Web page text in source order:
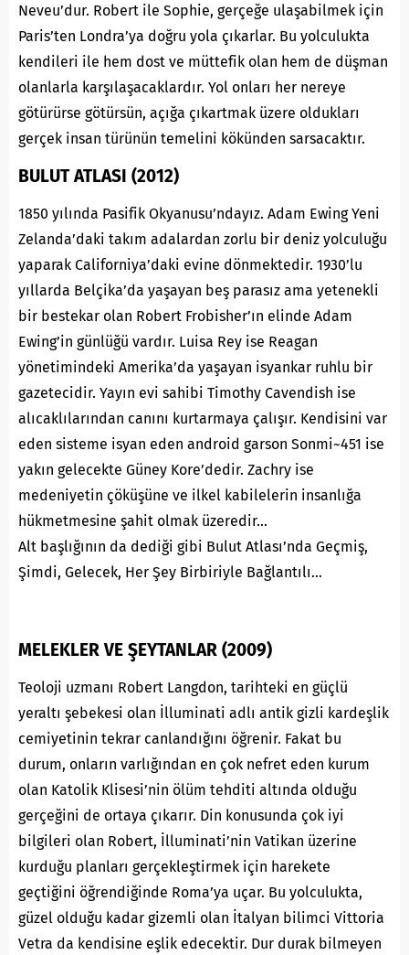
Neveu’dur. Robert ile Sophie, gerçeğe ulaşabilmek için
Paris’ten Londra’ya doğru yola çıkarlar. Bu yolculukta
kendileri ile hem dost ve müttefik olan hem de düşman
olanlarla karşılaşacaklardır. Yol onları her nereye
götürürse götürsün, açığa çıkartmak üzere oldukları
gerçek insan türünün temelini kökünden sarsacaktır.
BULUT ATLASI (2012)
1850 yılında Pasifik Okyanusu’ndayız. Adam Ewing Yeni
Zelanda’daki takım adalardan zorlu bir deniz yolculuğu
yaparak Californiya’daki evine dönmektedir. 1930’lu
yıllarda Belçika’da yaşayan beş parasız ama yetenekli
bir bestekar olan Robert Frobisher’ın elinde Adam
Ewing’in günlüğü vardır. Luisa Rey ise Reagan
yönetimindeki Amerika’da yaşayan isyankar ruhlu bir
gazetecidir. Yayın evi sahibi Timothy Cavendish ise
alıcaklılarından canını kurtarmaya çalışır. Kendisini var
eden sisteme isyan eden android garson Sonmi~451 ise
yakın gelecekte Güney Kore’dedir. Zachry ise
medeniyetin çöküşüne ve ilkel kabilelerin insanlığa
hükmetmesine şahit olmak üzeredir…
Alt başlığının da dediği gibi Bulut Atlası’nda Geçmiş,
Şimdi, Gelecek, Her Şey Birbiriyle Bağlantılı…
MELEKLER VE ŞEYTANLAR (2009)
Teoloji uzmanı Robert Langdon, tarihteki en güçlü
yeraltı şebekesi olan İlluminati adlı antik gizli kardeşlik
cemiyetinin tekrar canlandığını öğrenir. Fakat bu
durum, onların varlığından en çok nefret eden kurum
olan Katolik Klisesi’nin ölüm tehditi altında olduğu
gerçeğini de ortaya çıkarır. Din konusunda çok iyi
bilgileri olan Robert, İlluminati’nin Vatikan üzerine
kurduğu planları gerçekleştirmek için harekete
geçtiğini öğrendiğinde Roma’ya uçar. Bu yolculukta,
güzel olduğu kadar gizemli olan İtalyan bilimci Vittoria
Vetra da kendisine eşlik edecektir. Dur durak bilmeyen